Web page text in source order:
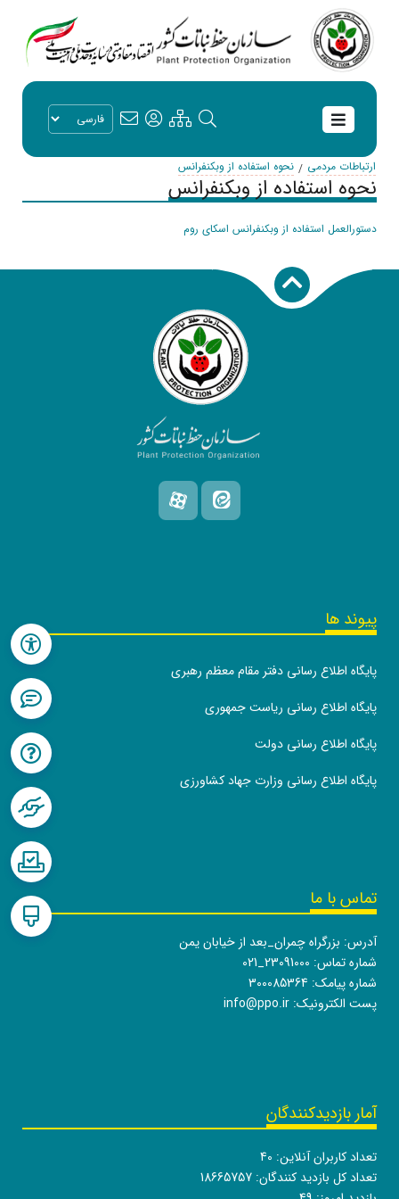
ارتباطات مردمی نحوه استفاده از وبکنفرانس
نحوه استفاده از وبکنفرانس
دستورالعمل استفاده از وبکنفرانس اسکای روم
پیوند ها
پایگاه اطلاع رسانی دفتر مقام معظم رهبری
پایگاه اطلاع رسانی ریاست جمهوری
پایگاه اطلاع رسانی دولت
پایگاه اطلاع رسانی وزارت جهاد کشاورزی
تماس با ما
آدرس: بزرگراه چمران_بعد از خیابان یمن
شماره تماس: 021_23091000
شماره پیامک: 300085364
پست الکترونیک: info@ppo.ir
آمار بازدیدکنندگان
تعداد کاربران آنلاین: 40
تعداد کل بازدید کنندگان: 18665757